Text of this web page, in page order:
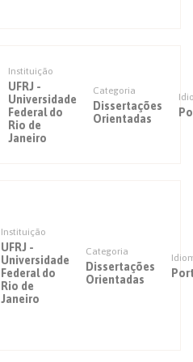
Instituição
UFRJ -
Universidade
Federal do
Rio de
Janeiro
Categoria
Dissertações
Orientadas
Instituição
UFRJ -
Universidade
Federal do
Rio de
Janeiro
Categoria
Dissertações
Orientadas